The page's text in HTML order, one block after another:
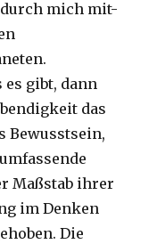
mich mit-
es gibt, dann
das
Bewusstsein,
Maßstab ihrer
im Denken
Die